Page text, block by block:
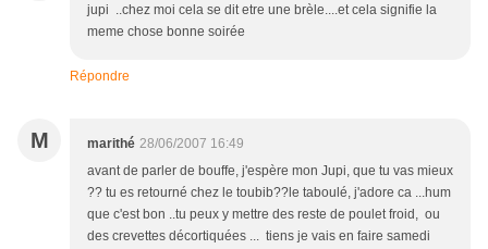
jupi ..chez moi cela se dit etre une brèle....et cela signifie la
meme chose bonne soirée
Répondre
M marithé 28/06/2007 16:49
avant de parler de bouffe, j'espère mon Jupi, que tu vas mieux
?? tu es retourné chez le toubib??le taboulé, j'adore ca ...hum
que c'est bon ..tu peux y mettre des reste de poulet froid, ou
des crevettes décortiquées ... tiens je vais en faire samedi